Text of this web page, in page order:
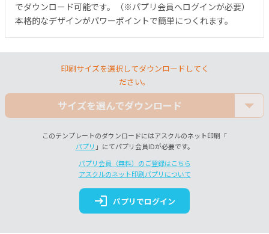
でダウンロード可能です。（※パプリ会員へログインが必要）
本格的なデザインがパワーポイントで簡単につくれます。
印刷サイズを選択してダウンロードしてく
ださい。
サイズを選んでダウンロード
このテンプレートのダウンロードにはアスクルのネット印刷「
パプリ 」にてパプリ会員IDが必要です。
パプリ会員（無料）のご登録はこちら
アスクルのネット印刷パプリについて
login パプリでログイン